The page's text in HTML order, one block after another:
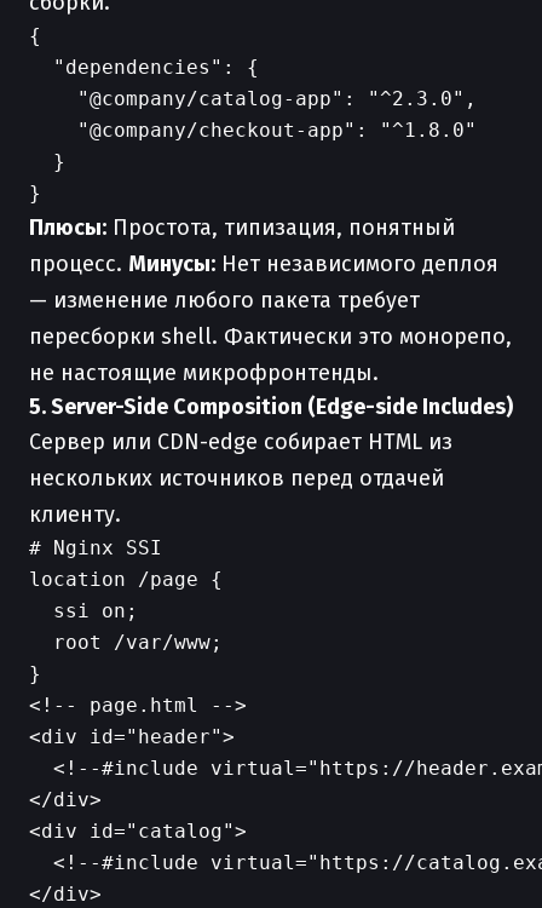
{
  "dependencies": {
    "@company/catalog-app": "^2.3.0",
    "@company/checkout-app": "^1.8.0"
  }
Плюсы: Простота, типизация, понятный
процесс. Минусы: Нет независимого деплоя
— изменение любого пакета требует
пересборки shell. Фактически это монорепо,
не настоящие микрофронтенды.
5. Server-Side Composition (Edge-side Includes)
Сервер или CDN-edge собирает HTML из
нескольких источников перед отдачей
клиенту.
# Nginx SSI
location /page {
  ssi on;
  root /var/www;
<!-- page.html -->
<div id="header">
<!--#include virtual="https://
</div>
<div id="catalog">
<!--#include virtual="https://